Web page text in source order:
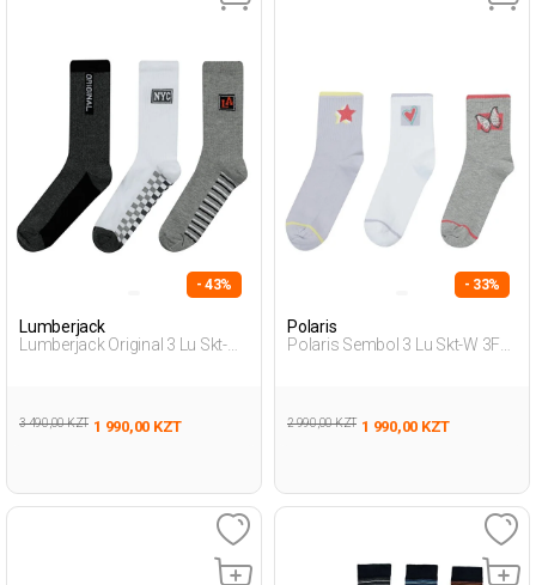
- 43%
Lumberjack
Lumberjack Original 3 Lu Skt-M
3 490,00 KZT 1 990,00 KZT
- 33%
Polaris
Polaris Sembol 3 Lu Skt-W 3Fx
2 990,00 KZT 1 990,00 KZT